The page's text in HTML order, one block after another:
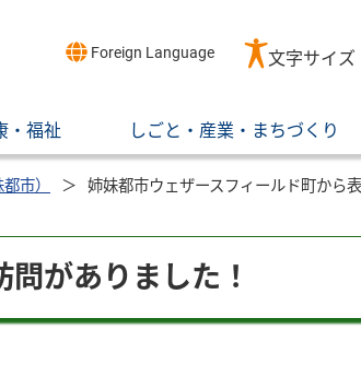
Foreign Language 文字サイズ
・福祉 しごと・産業・まちづくり
市） 姉妹都市ウェザースフィールド町から
がありました！